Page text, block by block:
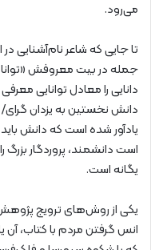
می‌رود.
تا جایی که شاعر نام‌آشنایی
جمله در بیت معروفش «توانا
دانایی را معادل توانایی
دانش نخستین به یزدان
یادآور شده است که دانش باید
است دانشمند، پروردگار بزرگ
یگانه است.
یکی از روش‌های ترویج
انس گرفتن مردم با کتاب، آن